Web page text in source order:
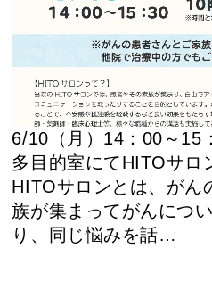
6/10（月）14：00～15
多目的室にてHITOサロ
HITOサロンとは、がん
族が集まってがんにつ
り、同じ悩みを話…